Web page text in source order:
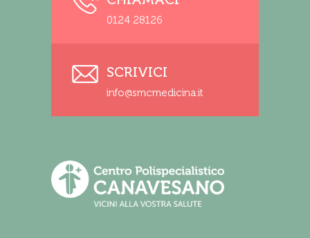
0124 28126
SCRIVICI
info@smcmedicina.it